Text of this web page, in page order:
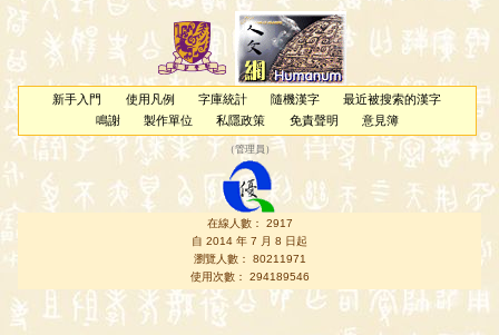
新手入門 使用凡例 字庫統計 隨機漢字
最近被搜索的漢字
鳴謝
製作單位 私隱政策 免責聲明 意見簿
（管理員 ）
在線人數： 2917
自 2014 年 7 月 8 日起
瀏覽人數： 80211971
使用次數： 294189546